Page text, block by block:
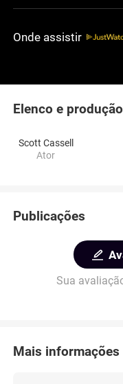
Onde assistir
Elenco e produção
Scott Cassell
Ator
Publicações
Sua
Mais informações